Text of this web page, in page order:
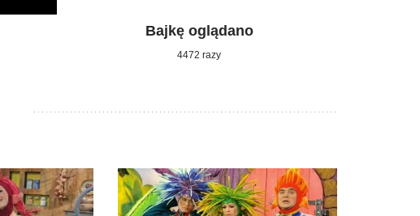
Bajkę oglądano
4472 razy